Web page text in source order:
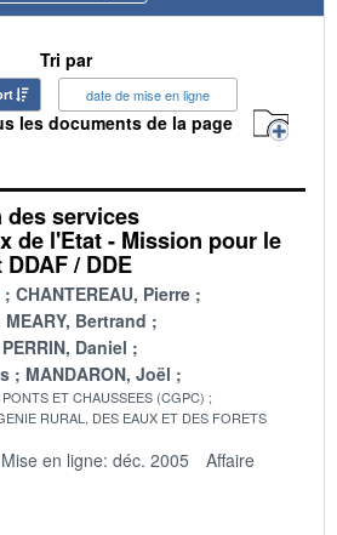
Tri par
date de mise en ligne
les documents de la page
des services
de l'Etat - Mission pour le
/ DDE
CHANTEREAU, Pierre
MEARY, Bertrand
PERRIN, Daniel
MANDARON, Joël
ET CHAUSSEES (CGPC)
RURAL, DES EAUX ET DES FORETS
Mise en ligne: déc. 2005
Affaire